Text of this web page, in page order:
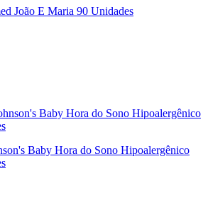
João E Maria 90 Unidades
Baby Hora do Sono Hipoalergênico